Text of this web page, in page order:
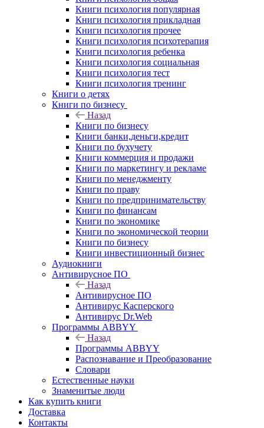
Книги психология популярная
Книги психология прикладная
Книги психология прочее
Книги психология психотерапия
Книги психология ребенка
Книги психология социальная
Книги психология тест
Книги психология тренинг
Книги о детях
Книги по бизнесу
Назад
Книги по бизнесу
Книги банки,деньги,кредит
Книги по бухучету
Книги коммерция и продажи
Книги по маркетингу и рекламе
Книги по менеджменту
Книги по праву
Книги по предпринимательству
Книги по финансам
Книги по экономике
Книги по экономической теории
Книги по бизнесу
Книги инвестиционный бизнес
Аудиокниги
Антивирусное ПО
Назад
Антивирусное ПО
Антивирус Касперского
Антивирус Dr.Web
Программы ABBYY
Назад
Программы ABBYY
Распознавание и Преобразование
Словари
Естественные науки
Знаменитые люди
Как купить книги
Доставка
Контакты